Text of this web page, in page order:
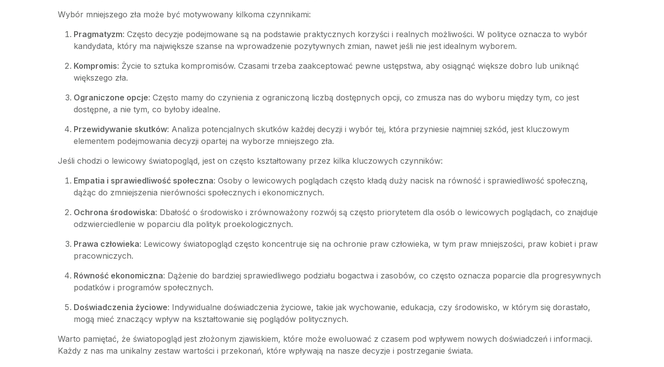
Wybór mniejszego zła może być motywowany kilkoma czynnikami:
Pragmatyzm: Często decyzje podejmowane są na podstawie praktycznych korzyści i realnych możliwości. W polityce oznacza to wybór
kandydata, który ma największe szanse na wprowadzenie pozytywnych zmian, nawet jeśli nie jest idealnym wyborem.
Kompromis: Życie to sztuka kompromisów. Czasami trzeba zaakceptować pewne ustępstwa, aby osiągnąć większe dobro lub uniknąć
większego zła.
Ograniczone opcje: Często mamy do czynienia z ograniczoną liczbą dostępnych opcji, co zmusza nas do wyboru między tym, co jest
dostępne, a nie tym, co byłoby idealne.
Przewidywanie skutków: Analiza potencjalnych skutków każdej decyzji i wybór tej, która przyniesie najmniej szkód, jest kluczowym
elementem podejmowania decyzji opartej na wyborze mniejszego zła.
Jeśli chodzi o lewicowy światopogląd, jest on często kształtowany przez kilka kluczowych czynników:
Empatia i sprawiedliwość społeczna: Osoby o lewicowych poglądach często kładą duży nacisk na równość i sprawiedliwość społeczną,
dążąc do zmniejszenia nierówności społecznych i ekonomicznych.
Ochrona środowiska: Dbałość o środowisko i zrównoważony rozwój są często priorytetem dla osób o lewicowych poglądach, co znajduje
odzwierciedlenie w poparciu dla polityk proekologicznych.
Prawa człowieka: Lewicowy światopogląd często koncentruje się na ochronie praw człowieka, w tym praw mniejszości, praw kobiet i praw
pracowniczych.
Równość ekonomiczna: Dążenie do bardziej sprawiedliwego podziału bogactwa i zasobów, co często oznacza poparcie dla progresywnych
podatków i programów społecznych.
Doświadczenia życiowe: Indywidualne doświadczenia życiowe, takie jak wychowanie, edukacja, czy środowisko, w którym się dorastało,
mogą mieć znaczący wpływ na kształtowanie się poglądów politycznych.
Warto pamiętać, że światopogląd jest złożonym zjawiskiem, które może ewoluować z czasem pod wpływem nowych doświadczeń i informacji.
Każdy z nas ma unikalny zestaw wartości i przekonań, które wpływają na nasze decyzje i postrzeganie świata.